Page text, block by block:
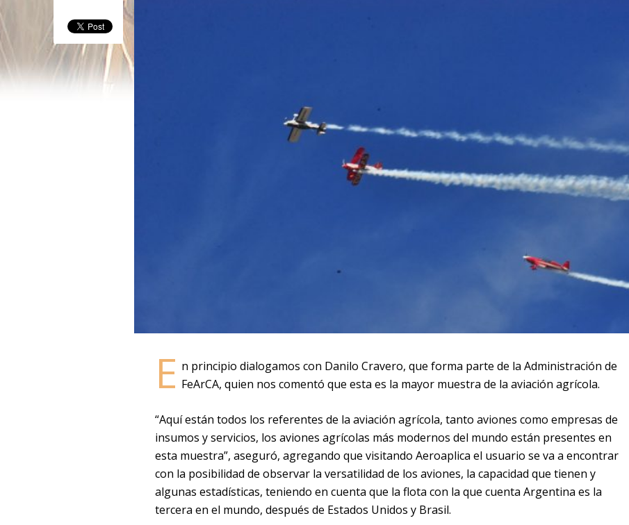
E n principio dialogamos con Danilo Cravero, que forma parte de la Administración de
FeArCA, quien nos comentó que esta es la mayor muestra de la aviación agrícola.
“Aquí están todos los referentes de la aviación agrícola, tanto aviones como empresas de
insumos y servicios, los aviones agrícolas más modernos del mundo están presentes en
esta muestra”, aseguró, agregando que visitando Aeroaplica el usuario se va a encontrar
con la posibilidad de observar la versatilidad de los aviones, la capacidad que tienen y
algunas estadísticas, teniendo en cuenta que la flota con la que cuenta Argentina es la
tercera en el mundo, después de Estados Unidos y Brasil.